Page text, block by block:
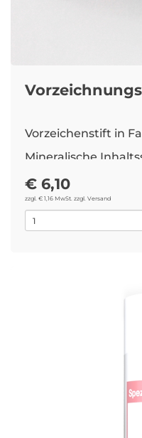
Vorzeichenstift in
Mineralische
Empfehlung: Zum
Anspitzklingen
€ 6,10
zzgl. € 1,16 MwSt. zzgl. Versand